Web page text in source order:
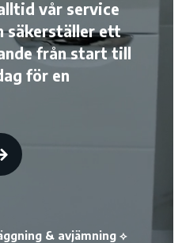
vår service
säkerställer ett
från start till
för en
& avjämning ⟡